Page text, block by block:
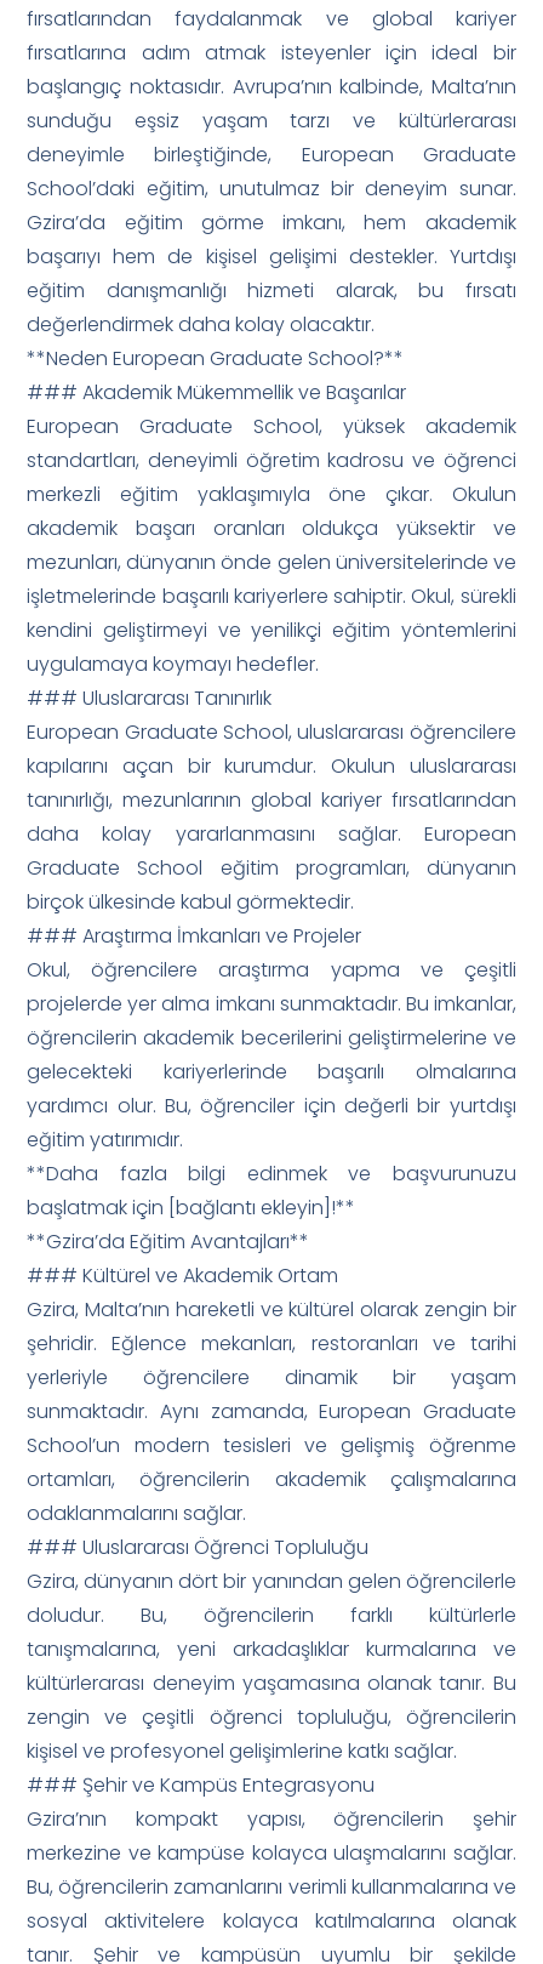
fırsatlarından faydalanmak ve global kariyer
fırsatlarına adım atmak isteyenler için ideal bir
başlangıç noktasıdır. Avrupa’nın kalbinde, Malta’nın
sunduğu eşsiz yaşam tarzı ve kültürlerarası
deneyimle birleştiğinde, European Graduate
School’daki eğitim, unutulmaz bir deneyim sunar.
Gzira’da eğitim görme imkanı, hem akademik
başarıyı hem de kişisel gelişimi destekler. Yurtdışı
eğitim danışmanlığı hizmeti alarak, bu fırsatı
değerlendirmek daha kolay olacaktır.
**Neden European Graduate School?**
### Akademik Mükemmellik ve Başarılar
European Graduate School, yüksek akademik
standartları, deneyimli öğretim kadrosu ve öğrenci
merkezli eğitim yaklaşımıyla öne çıkar. Okulun
akademik başarı oranları oldukça yüksektir ve
mezunları, dünyanın önde gelen üniversitelerinde ve
işletmelerinde başarılı kariyerlere sahiptir. Okul, sürekli
kendini geliştirmeyi ve yenilikçi eğitim yöntemlerini
uygulamaya koymayı hedefler.
### Uluslararası Tanınırlık
European Graduate School, uluslararası öğrencilere
kapılarını açan bir kurumdur. Okulun uluslararası
tanınırlığı, mezunlarının global kariyer fırsatlarından
daha kolay yararlanmasını sağlar. European
Graduate School eğitim programları, dünyanın
birçok ülkesinde kabul görmektedir.
### Araştırma İmkanları ve Projeler
Okul, öğrencilere araştırma yapma ve çeşitli
projelerde yer alma imkanı sunmaktadır. Bu imkanlar,
öğrencilerin akademik becerilerini geliştirmelerine ve
gelecekteki kariyerlerinde başarılı olmalarına
yardımcı olur. Bu, öğrenciler için değerli bir yurtdışı
eğitim yatırımıdır.
**Daha fazla bilgi edinmek ve başvurunuzu
başlatmak için [bağlantı ekleyin]!**
**Gzira’da Eğitim Avantajları**
### Kültürel ve Akademik Ortam
Gzira, Malta’nın hareketli ve kültürel olarak zengin bir
şehridir. Eğlence mekanları, restoranları ve tarihi
yerleriyle öğrencilere dinamik bir yaşam
sunmaktadır. Aynı zamanda, European Graduate
School’un modern tesisleri ve gelişmiş öğrenme
ortamları, öğrencilerin akademik çalışmalarına
odaklanmalarını sağlar.
### Uluslararası Öğrenci Topluluğu
Gzira, dünyanın dört bir yanından gelen öğrencilerle
doludur. Bu, öğrencilerin farklı kültürlerle
tanışmalarına, yeni arkadaşlıklar kurmalarına ve
kültürlerarası deneyim yaşamasına olanak tanır. Bu
zengin ve çeşitli öğrenci topluluğu, öğrencilerin
kişisel ve profesyonel gelişimlerine katkı sağlar.
### Şehir ve Kampüs Entegrasyonu
Gzira’nın kompakt yapısı, öğrencilerin şehir
merkezine ve kampüse kolayca ulaşmalarını sağlar.
Bu, öğrencilerin zamanlarını verimli kullanmalarına ve
sosyal aktivitelere kolayca katılmalarına olanak
tanır. Şehir ve kampüsün uyumlu bir şekilde